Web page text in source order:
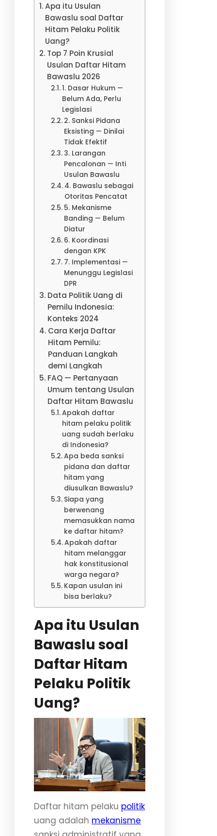
Apa itu Usulan
Bawaslu soal Daftar
Hitam Pelaku Politik
Uang?
Top 7 Poin Krusial
Usulan Daftar Hitam
Bawaslu 2026
1. Dasar Hukum —
Belum Ada, Perlu
Legislasi
2. Sanksi Pidana
Eksisting — Dinilai
Tidak Efektif
3. Larangan
Pencalonan — Inti
Usulan Bawaslu
4. Bawaslu sebagai
Otoritas Pencatat
5. Mekanisme
Banding — Belum
Diatur
6. Koordinasi
dengan KPK
7. Implementasi —
Menunggu Legislasi
DPR
Data Politik Uang di
Pemilu Indonesia:
Konteks 2024
Cara Kerja Daftar
Hitam Pemilu:
Panduan Langkah
demi Langkah
FAQ — Pertanyaan
Umum tentang Usulan
Daftar Hitam Bawaslu
Apakah daftar
hitam pelaku politik
uang sudah berlaku
di Indonesia?
Apa beda sanksi
pidana dan daftar
hitam yang
diusulkan Bawaslu?
Siapa yang
berwenang
memasukkan nama
ke daftar hitam?
Apakah daftar
hitam melanggar
hak konstitusional
warga negara?
Kapan usulan ini
bisa berlaku?
Apa itu Usulan
Bawaslu soal
Daftar Hitam
Pelaku Politik
Uang?
Daftar hitam pelaku politik
uang adalah mekanisme